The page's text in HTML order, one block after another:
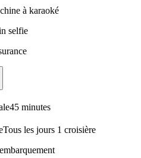
à karaoké
selfie
45 minutes
Tous les jours 1 croisière